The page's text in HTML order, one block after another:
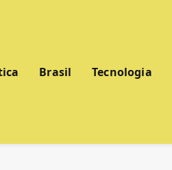
Brasil Tecnologia